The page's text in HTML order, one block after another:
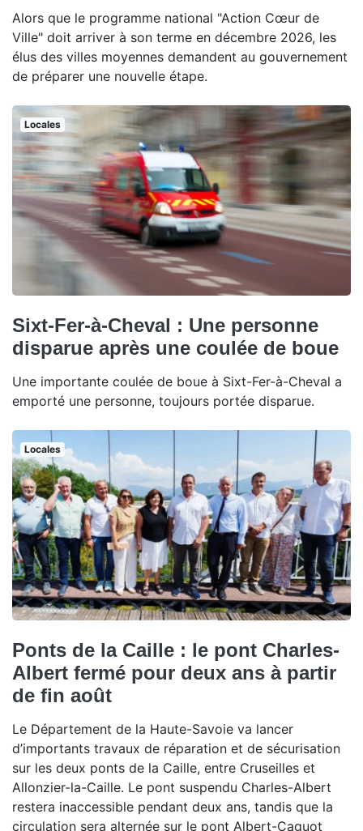
Alors que le programme national "Action Cœur de
Ville" doit arriver à son terme en décembre 2026, les
élus des villes moyennes demandent au gouvernement
de préparer une nouvelle étape.
Locales
Sixt-Fer-à-Cheval : Une personne
disparue après une coulée de boue
Une importante coulée de boue à Sixt-Fer-à-Cheval a
emporté une personne, toujours portée disparue.
Locales
Ponts de la Caille : le pont Charles-
Albert fermé pour deux ans à partir
de fin août
Le Département de la Haute-Savoie va lancer
d’importants travaux de réparation et de sécurisation
sur les deux ponts de la Caille, entre Cruseilles et
Allonzier-la-Caille. Le pont suspendu Charles-Albert
restera inaccessible pendant deux ans, tandis que la
circulation sera alternée sur le pont Albert-Caquot